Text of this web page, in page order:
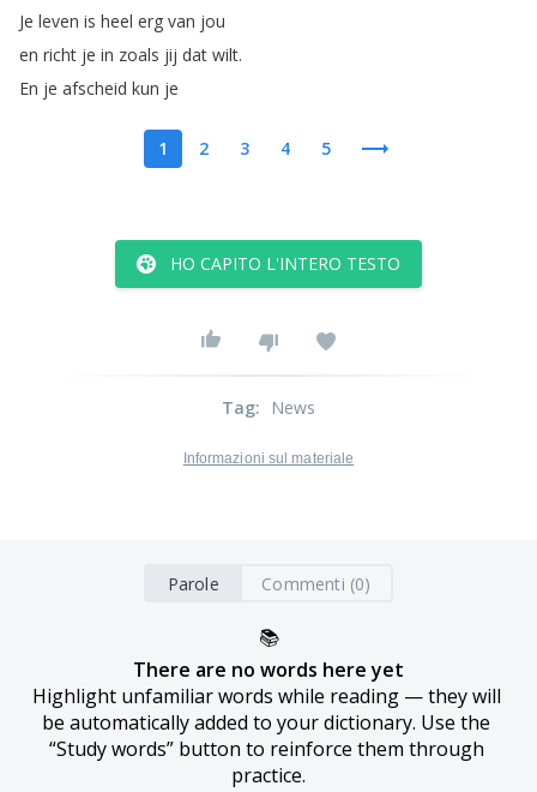
Je leven is heel erg van jou
en richt je in zoals jij dat wilt.
En je afscheid kun je
1 2 3 4 5
HO CAPITO L'INTERO TESTO
Tag: News
Informazioni sul materiale
Parole Commenti (0)
📚
There are no words here yet
Highlight unfamiliar words while reading — they will
be automatically added to your dictionary. Use the
“Study words” button to reinforce them through
practice.